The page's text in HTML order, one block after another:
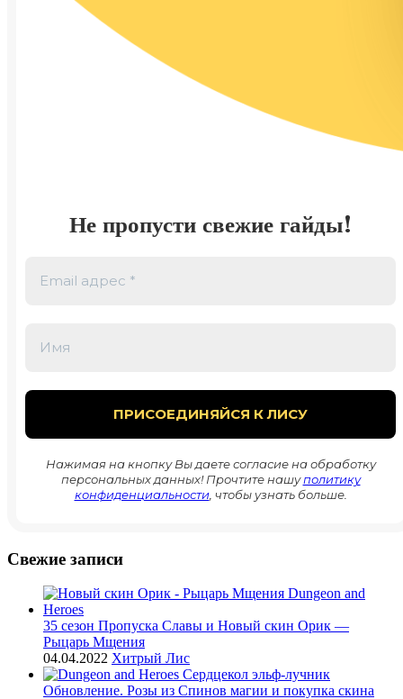
Не пропусти свежие гайды!
Нажимая на кнопку Вы даете согласие на обработку
персональных данных! Прочтите нашуполитику
конфиденциальности, чтобы узнать больше.
Свежие записи
35 сезон Пропуска Славы и Новый скин Орик —
Рыцарь Мщения
04.04.2022 Хитрый Лис
Обновление. Розы из Спинов магии и покупка скина